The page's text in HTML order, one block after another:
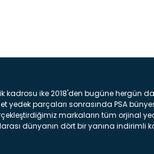
ike 2018'den bugüne hergün
yedek parçaları sonrasında PSA
markaların tüm orjinal
dünyanın dört bir yanına indirimli
bulunan plastik darbe emici